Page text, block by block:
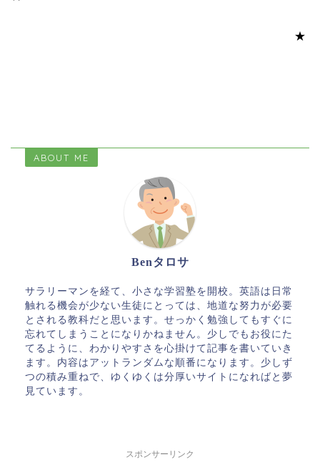
★
ABOUT ME
Benタロサ
サラリーマンを経て、小さな学習塾を開校。英語は日常
触れる機会が少ない生徒にとっては、地道な努力が必要
とされる教科だと思います。せっかく勉強してもすぐに
忘れてしまうことになりかねません。少しでもお役にた
てるように、わかりやすさを心掛けて記事を書いていき
ます。内容はアットランダムな順番になります。少しず
つの積み重ねで、ゆくゆくは分厚いサイトになればと夢
見ています。
スポンサーリンク